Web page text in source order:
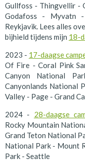
Gullfoss - Thingvellir -
Godafoss - Myvatn
Reykjavik. Lees alles
bijhield tijdens mijn 18-
2023 - 17-daagse
Of Fire - Coral Pink
Canyon National
Canyonlands National
Valley - Page - Grand
2024 - 28-daagse
Rocky Mountain
Grand Teton National
National Park - Mount
Park - Seattle